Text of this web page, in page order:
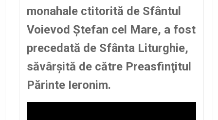
monahale ctitorită de Sfântul
Voievod Ştefan cel Mare, a fost
precedată de Sfânta Liturghie,
săvârşită de către Preasfinţitul
Părinte Ieronim.